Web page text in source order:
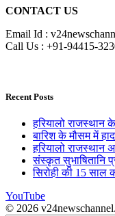
CONTACT US
Email Id :
Call Us : +91-94415-
Recent Posts
हरियालो राजस्थान
बारिश के मौसम में
हरियालो राजस्थान
संस्कृत सुभाषितानि
सिरोही की 15
YouTube
© 2026